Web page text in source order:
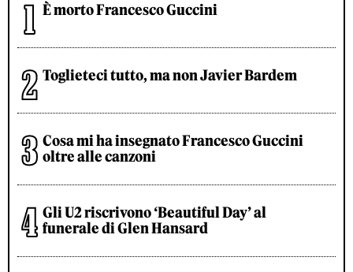
È morto Francesco Guccini
Toglieteci tutto, ma non Javier Bardem
Cosa mi ha insegnato Francesco Guccini
oltre alle canzoni
Gli U2 riscrivono ‘Beautiful Day’ al
funerale di Glen Hansard